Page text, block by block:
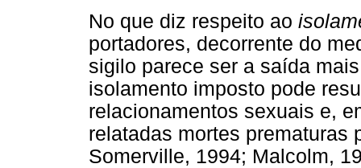
No que diz respeito ao
portadores, decorrente do
sigilo parece ser a saída
isolamento imposto pode
relacionamentos sexuais e,
relatadas mortes prematuras
Somerville, 1994; Malcolm,